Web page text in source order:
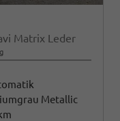
Matrix Leder
Metallic